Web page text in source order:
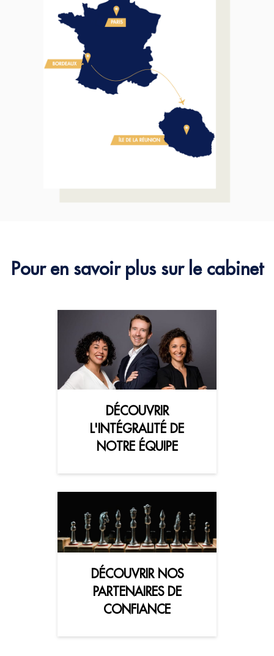
Pour en savoir plus sur le cabinet
DÉCOUVRIR
L'INTÉGRALITÉ DE
NOTRE ÉQUIPE
DÉCOUVRIR NOS
PARTENAIRES DE
CONFIANCE